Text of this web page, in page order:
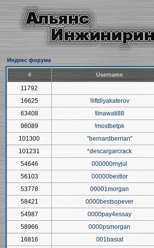
Индекс форума
# Username
11792
16625
!liftdlyakaterov
63408
!linawati88
96089
!mostbetpk
101300
"bernardberrian"
101231
*descargarcrack
54646
000000myjul
56103
00000bestlor
53778
00001morgan
58421
0000bestsopever
54987
0000pay4essay
58966
0000psmorgan
16816
001basiat